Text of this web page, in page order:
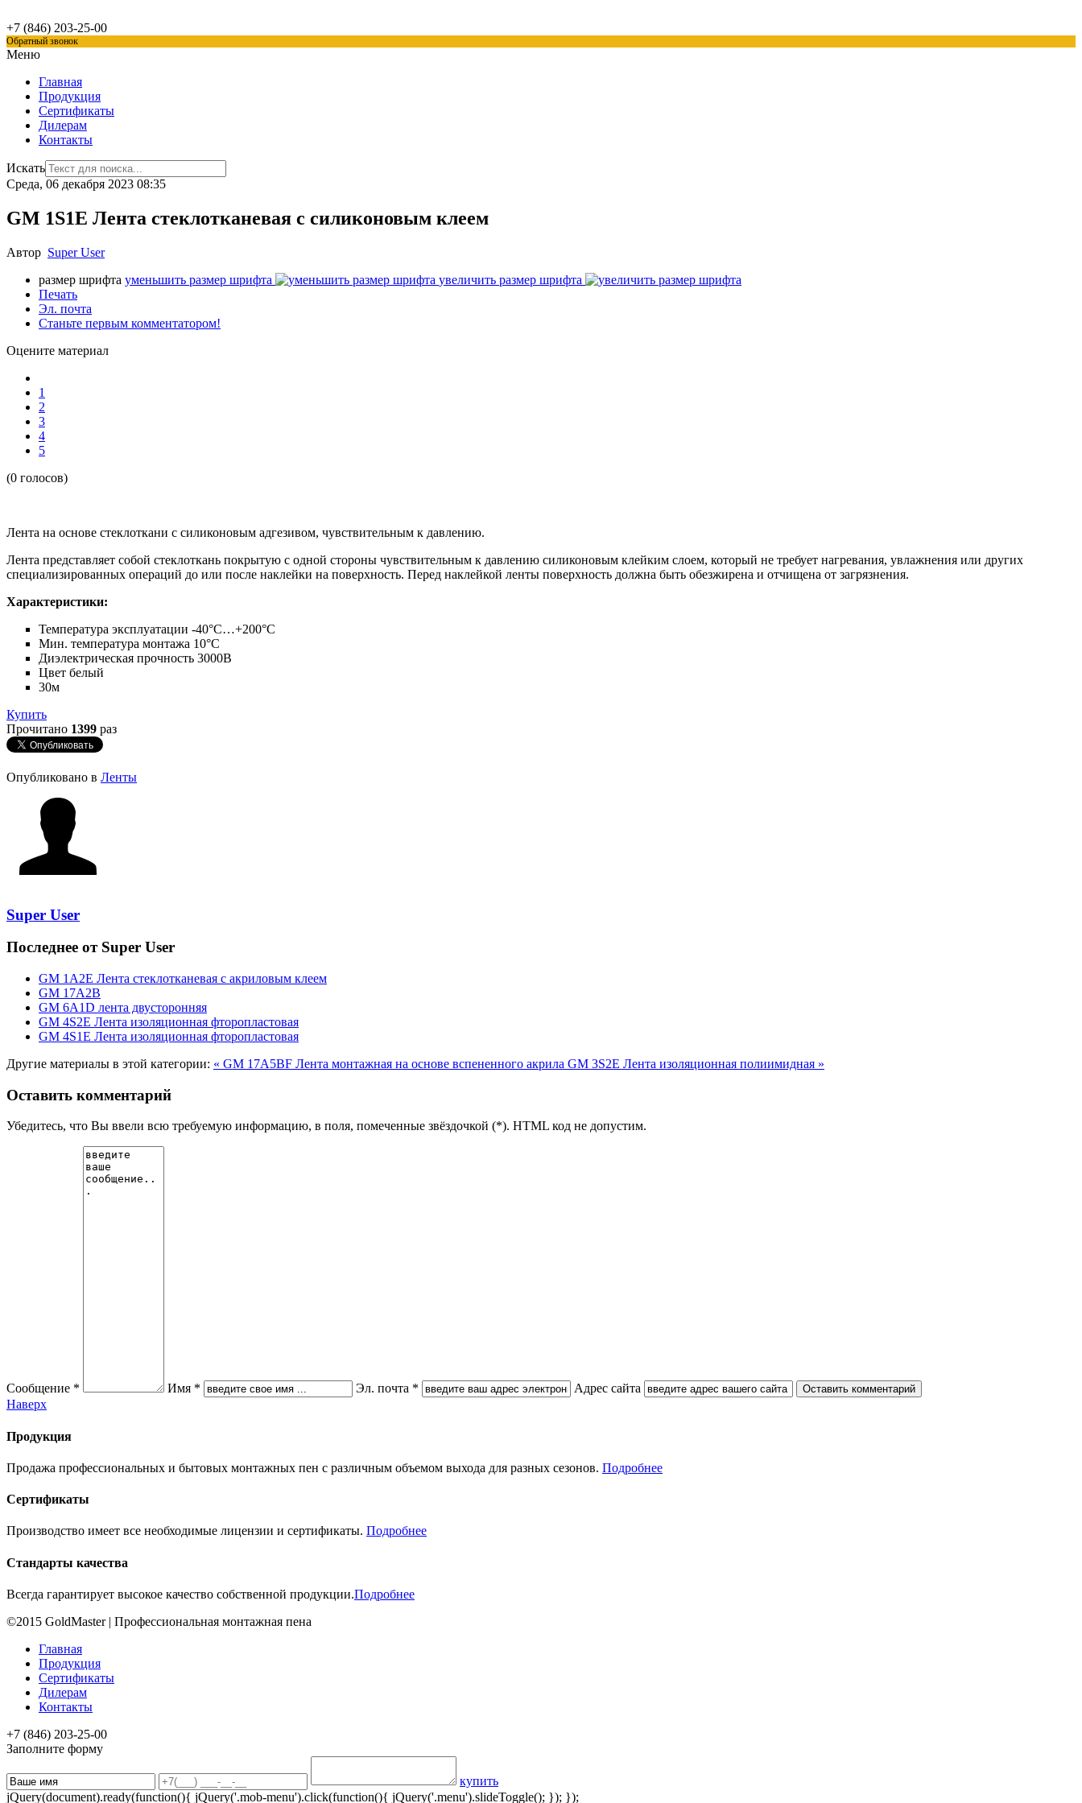
+7 (846) 203-25-00
Обратный звонок
Меню
Главная
Продукция
Сертификаты
Дилерам
Контакты
Искать
Среда, 06 декабря 2023 08:35
GM 1S1E Лента стеклотканевая с силиконовым клеем
Автор Super User
размер шрифта уменьшить размер шрифта
увеличить размер шрифта
Печать
Эл. почта
Станьте первым комментатором!
Оцените материал
1
2
3
4
5
(0 голосов)
Лента на основе стеклоткани с силиконовым адгезивом, чувствительным к давлению.
Лента представляет собой стеклоткань покрытую с одной стороны чувствительным к давлению силиконовым клейким слоем, который не требует нагревания, увлажнения или других
специализированных операций до или после наклейки на поверхность. Перед наклейкой ленты поверхность должна быть обезжирена и отчищена от загрязнения.
Характеристики:
Температура эксплуатации -40°C…+200°C
Мин. температура монтажа 10°C
Диэлектрическая прочность 3000В
Цвет белый
30м
Купить
Прочитано 1399 раз
Опубликовано в Ленты
Super User
Последнее от Super User
GM 1А2Е Лента стеклотканевая с акриловым клеем
GM 17А2В
GM 6A1D лента двусторонняя
GM 4S2E Лента изоляционная фторопластовая
GM 4S1E Лента изоляционная фторопластовая
Другие материалы в этой категории: « GM 17A5BF Лента монтажная на основе вспененного акрила GM 3S2E Лента изоляционная полиимидная »
Оставить комментарий
Убедитесь, что Вы ввели всю требуемую информацию, в поля, помеченные звёздочкой (*). HTML код не допустим.
Сообщение * Имя * Эл. почта *
Адрес сайта
Наверх
Продукция
Продажа профессиональных и бытовых монтажных пен с различным объемом выхода для разных сезонов. Подробнее
Сертификаты
Производство имеет все необходимые лицензии и сертификаты. Подробнее
Стандарты качества
Всегда гарантирует высокое качество собственной продукции.Подробнее
©2015 GoldMaster | Профессиональная монтажная пена
Главная
Продукция
Сертификаты
Дилерам
Контакты
+7 (846) 203-25-00
Заполните форму
купить
jQuery(document).ready(function(){ jQuery('.mob-menu').click(function(){ jQuery('.menu').slideToggle(); }); });